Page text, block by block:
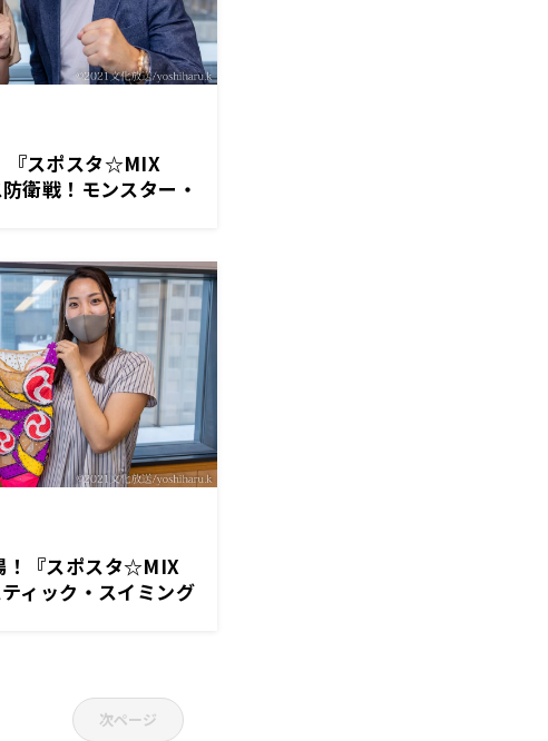
『スポスタ☆MIX
衛戦！モンスター・
！『スポスタ☆MIX
ィック・スイミング
次ページ